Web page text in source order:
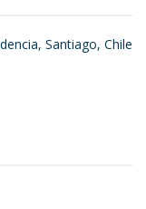
Santiago, Chile